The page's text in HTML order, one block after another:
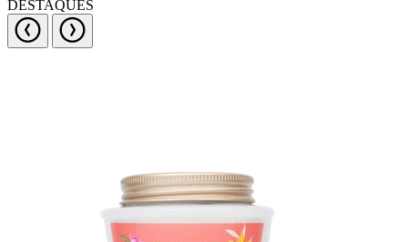
DESTAQUES